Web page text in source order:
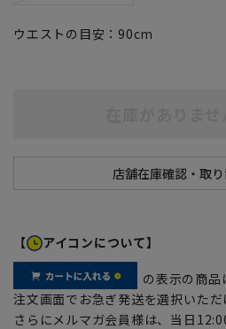
ウエストの目安： 90cm
【 アイコンについて】
の表示の商品
注文画面でお急ぎ発送を選択いただ
さらにメルマガ会員様は、当日